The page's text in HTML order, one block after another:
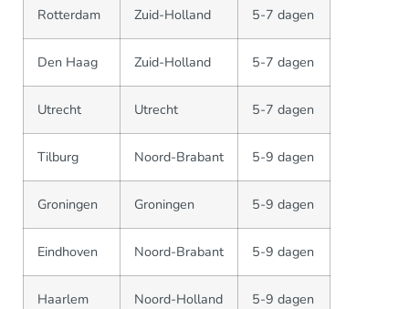
Rotterdam Zuid-Holland 5-7 dagen
Den Haag Zuid-Holland 5-7 dagen
Utrecht Utrecht 5-7 dagen
Tilburg Noord-Brabant 5-9 dagen
Groningen Groningen 5-9 dagen
Eindhoven Noord-Brabant 5-9 dagen
Haarlem Noord-Holland 5-9 dagen